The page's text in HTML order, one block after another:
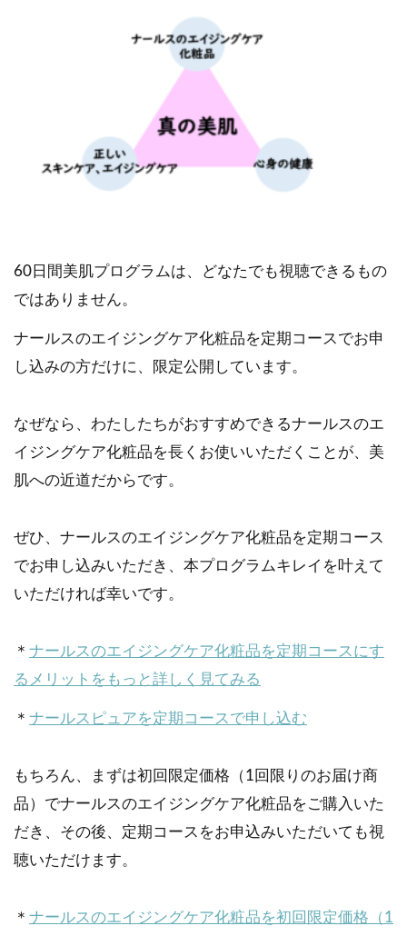
60日間美肌プログラムは、どなたでも視聴できるもの
ではありません。
ナールスのエイジングケア化粧品を定期コースでお申
し込みの方だけに、限定公開しています。
なぜなら、わたしたちがおすすめできるナールスのエ
イジングケア化粧品を長くお使いいただくことが、美
肌への近道だからです。
ぜひ、ナールスのエイジングケア化粧品を定期コース
でお申し込みいただき、本プログラムキレイを叶えて
いただければ幸いです。
＊ ナールスのエイジングケア化粧品を定期コースにす
るメリットをもっと詳しく見てみる
＊ ナールスピュアを定期コースで申し込む
もちろん、まずは初回限定価格（1回限りのお届け商
品）でナールスのエイジングケア化粧品をご購入いた
だき、その後、定期コースをお申込みいただいても視
聴いただけます。
＊ ナールスのエイジングケア化粧品を初回限定価格（1